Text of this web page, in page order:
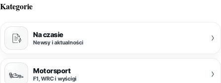
Kategorie
Na czasie
Newsy i aktualności ›
Motorsport
F1, WRC i wyścigi ›